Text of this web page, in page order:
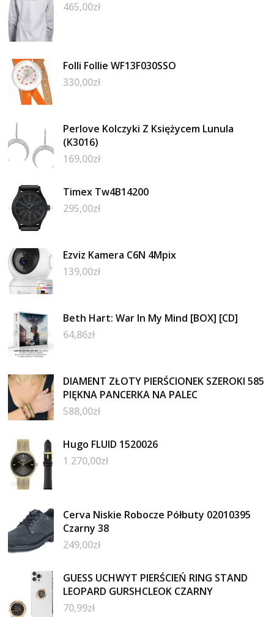
465,00zł
Folli Follie WF13F030SSO
330,00zł
Perlove Kolczyki Z Księżycem Lunula
(K3016)
169,00zł
Timex Tw4B14200
295,00zł
Ezviz Kamera C6N 4Mpix
139,00zł
Beth Hart: War In My Mind [BOX] [CD]
64,86zł
DIAMENT ZŁOTY PIERŚCIONEK SZEROKI 585
PIĘKNA PANCERKA NA PALEC
588,00zł
Hugo FLUID 1520026
1 270,00zł
Cerva Niskie Robocze Półbuty 02010395
Czarny 38
249,00zł
GUESS UCHWYT PIERŚCIEŃ RING STAND
LEOPARD GURSHCLEOK CZARNY
70,99zł